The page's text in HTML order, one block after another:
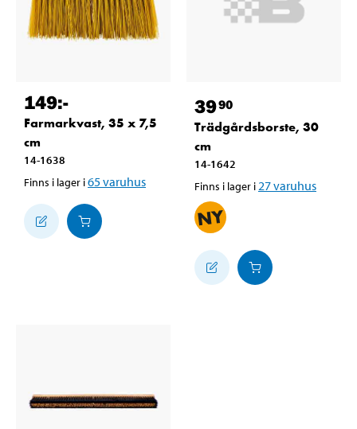
149:-
Farmarkvast, 35 x 7,5
cm
14-1638
Finns i lager i65varuhus
3990
Trädgårdsborste, 30
cm
14-1642
Finns i lager i 27varuhus